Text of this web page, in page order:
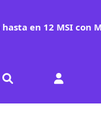
en 12 MSI con